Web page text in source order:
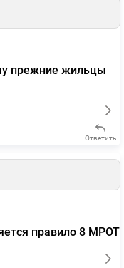
прежние жильцы
Ответить
правило 8 МРОТ